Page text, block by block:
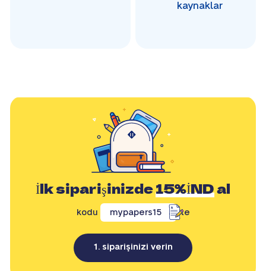
kaynaklar
İlk siparişinizde15%İNDal
kodu mypapers15 ile
1. siparişinizi verin